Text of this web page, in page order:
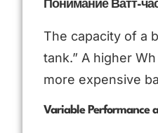
Понимание Ватт-
The capacity of a
tank.” A higher
more expensive
Variable Performance